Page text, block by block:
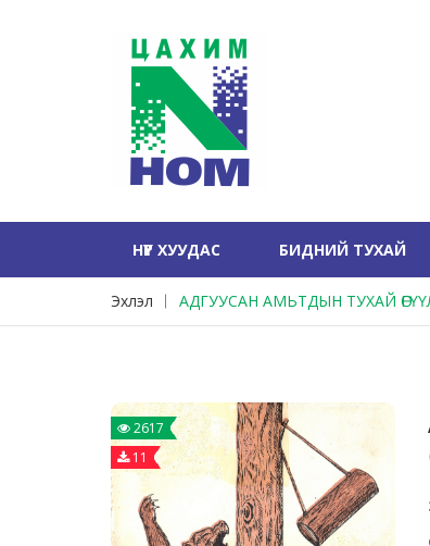
НҮҮР ХУУДАС БИДНИЙ ТУХАЙ
Эхлэл АДГУУСАН АМЬТДЫН ТУХАЙ
2617
11